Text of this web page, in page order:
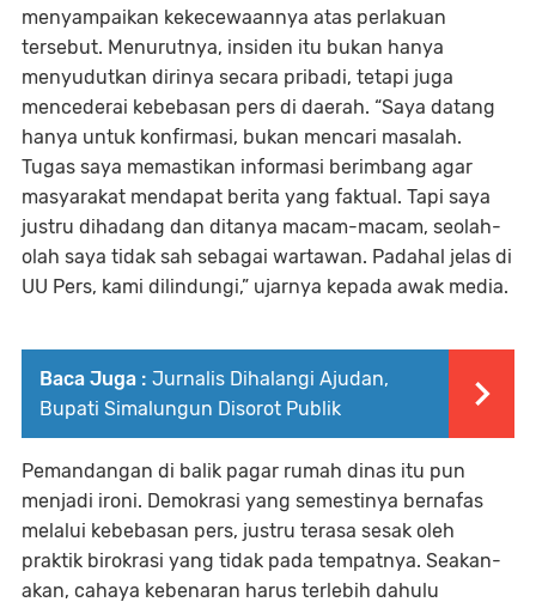
menyampaikan kekecewaannya atas perlakuan
tersebut. Menurutnya, insiden itu bukan hanya
menyudutkan dirinya secara pribadi, tetapi juga
mencederai kebebasan pers di daerah. “Saya datang
hanya untuk konfirmasi, bukan mencari masalah.
Tugas saya memastikan informasi berimbang agar
masyarakat mendapat berita yang faktual. Tapi saya
justru dihadang dan ditanya macam-macam, seolah-
olah saya tidak sah sebagai wartawan. Padahal jelas di
UU Pers, kami dilindungi,” ujarnya kepada awak media.
Baca Juga : Jurnalis Dihalangi Ajudan,
Bupati Simalungun Disorot Publik
Pemandangan di balik pagar rumah dinas itu pun
menjadi ironi. Demokrasi yang semestinya bernafas
melalui kebebasan pers, justru terasa sesak oleh
praktik birokrasi yang tidak pada tempatnya. Seakan-
akan, cahaya kebenaran harus terlebih dahulu